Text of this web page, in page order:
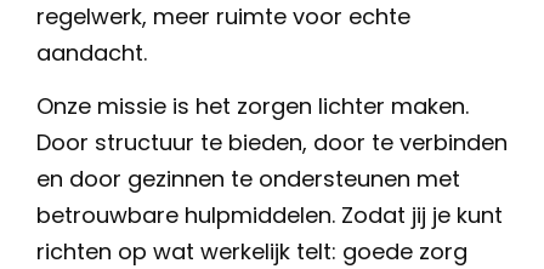
regelwerk, meer ruimte voor echte
aandacht.
Onze missie is het zorgen lichter maken.
Door structuur te bieden, door te verbinden
en door gezinnen te ondersteunen met
betrouwbare hulpmiddelen. Zodat jij je kunt
richten op wat werkelijk telt: goede zorg